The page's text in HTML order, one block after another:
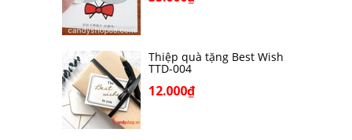
Thiệp quà tặng Best Wish
TTD-004
12.000₫